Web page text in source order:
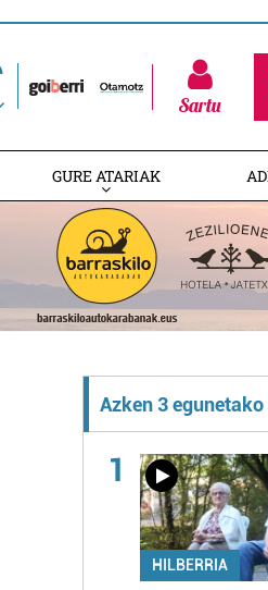
Sartu
GURE ATARIAK
Azken 3
1
HILBERRIA